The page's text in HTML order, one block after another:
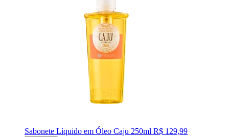
Sabonete Líquido em Óleo Caju 250ml R$ 129,99